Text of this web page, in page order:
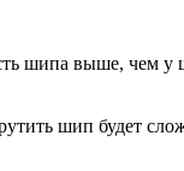
шипа выше, чем у
шип будет